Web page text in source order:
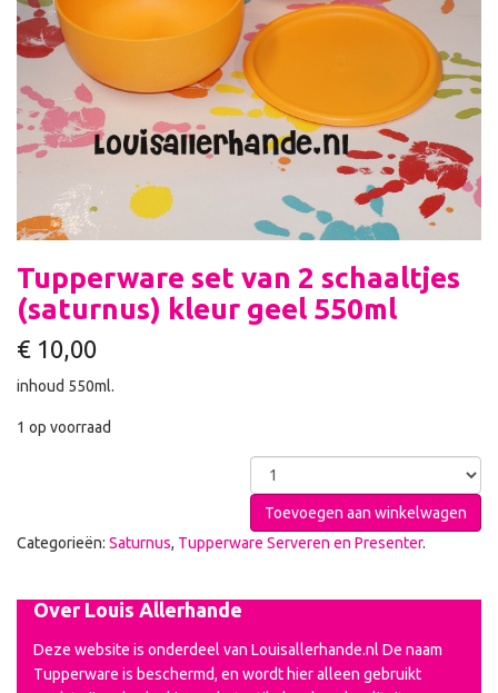
Tupperware set van 2 schaaltjes
(saturnus) kleur geel 550ml
€ 10,00
inhoud 550ml.
1 op voorraad
Toevoegen aan winkelwagen
Categorieën: Saturnus, Tupperware Serveren en Presenter.
Over Louis Allerhande
Deze website is onderdeel van Louisallerhande.nl De naam
Tupperware is beschermd, en wordt hier alleen gebruikt